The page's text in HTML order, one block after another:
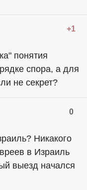
+1
понятия
спора, а для
не секрет?
0
Никакого
в Израиль
выезд начался